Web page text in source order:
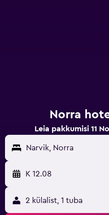
Norra
Leia pakkumisi 11
Narvik, Norra
K 12.08
2 külalist, 1 tuba